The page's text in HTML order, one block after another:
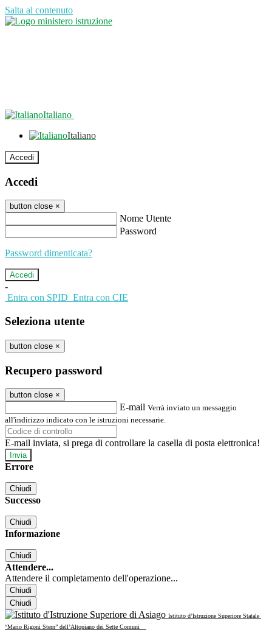
Salta al contenuto
Italiano
Italiano
Accedi
Accedi
button close ×
Nome Utente
Password
Password dimenticata?
-
Entra con SPID Entra con CIE
Seleziona utente
button close ×
Recupero password
button close ×
E-mail Verrà inviato un messaggio
all'indirizzo indicato con le istruzioni necessarie.
E-mail inviata, si prega di controllare la casella di posta elettronica!
Errore
Chiudi
Successo
Chiudi
Informazione
Chiudi
Attendere...
Attendere il completamento dell'operazione...
Chiudi
Chiudi
Istituto d’Istruzione Superiore Statale
“Mario Rigoni Stern” dell’Altopiano dei Sette Comuni